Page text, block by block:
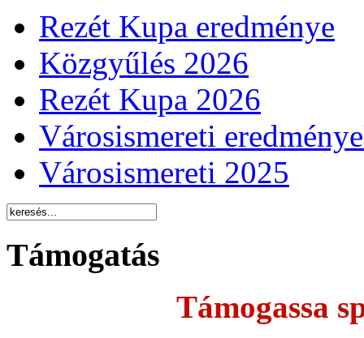
Rezét Kupa eredménye
Közgyűlés 2026
Rezét Kupa 2026
Városismereti
Városismereti 2025
Támogatás
Támogassa